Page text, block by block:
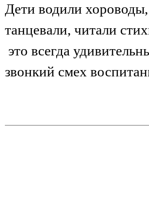
Дети водили
танцевали, читали
это всегда
звонкий смех